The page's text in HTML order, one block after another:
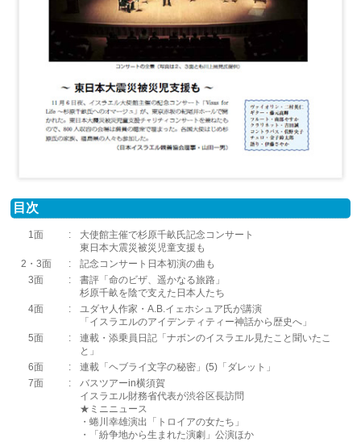
目次
1面 :
大使館主催で杉原千畝氏記念コンサート
東日本大震災被災児童支援も
2・3面
:
記念コンサート日本初演の曲も
3面
:
書評「命のビザ、遥かなる旅路」
杉原千畝を陰で支えた日本人たち
4面
:
ユダヤ人作家・A.B.イェホシュア氏が講演
「イスラエルのアイデンティティー神話から歴史へ」
5面
:
連載・添乗員日記「ナボンのイスラエル見たこと聞いたこ
と」
6面
:
連載「ヘブライ文字の秘密」(5)「ダレット」
7面
:
バスツアーin横須賀
イスラエル財務省代表が渋谷区長訪問
★ミニニュース
・蜷川幸雄演出「トロイアの女たち」
・「紛争地から生まれた演劇」公演ほか